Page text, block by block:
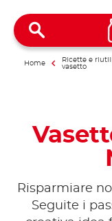
Home
Ricette e
vasetto
Risparmiare
Seguite i